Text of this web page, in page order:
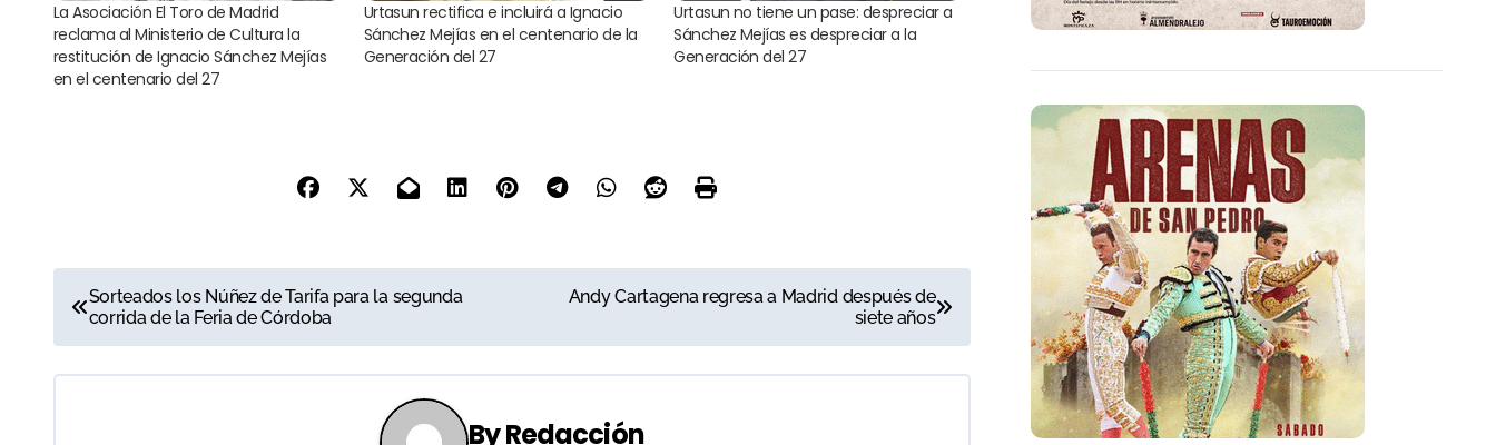
La Asociación El Toro de Madrid
reclama al Ministerio de Cultura la
restitución de Ignacio Sánchez Mejías
en el centenario del 27
Urtasun rectifica e incluirá a Ignacio
Sánchez Mejías en el centenario de la
Generación del 27
Urtasun no tiene un pase: despreciar a
Sánchez Mejías es despreciar a la
Generación del 27
N
a
v
Sorteados los Núñez de Tarifa para la segunda
corrida de la Feria de Córdoba
Andy Cartagena regresa a Madrid después de
siete años
ByRedacción